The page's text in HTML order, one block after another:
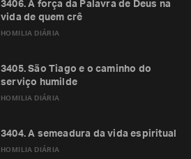
HOMILIA DIÁRIA
3406. A força da Palavra de Deus na
vida de quem crê
HOMILIA DIÁRIA
3405. São Tiago e o caminho do
serviço humilde
HOMILIA DIÁRIA
3404. A semeadura da vida espiritual